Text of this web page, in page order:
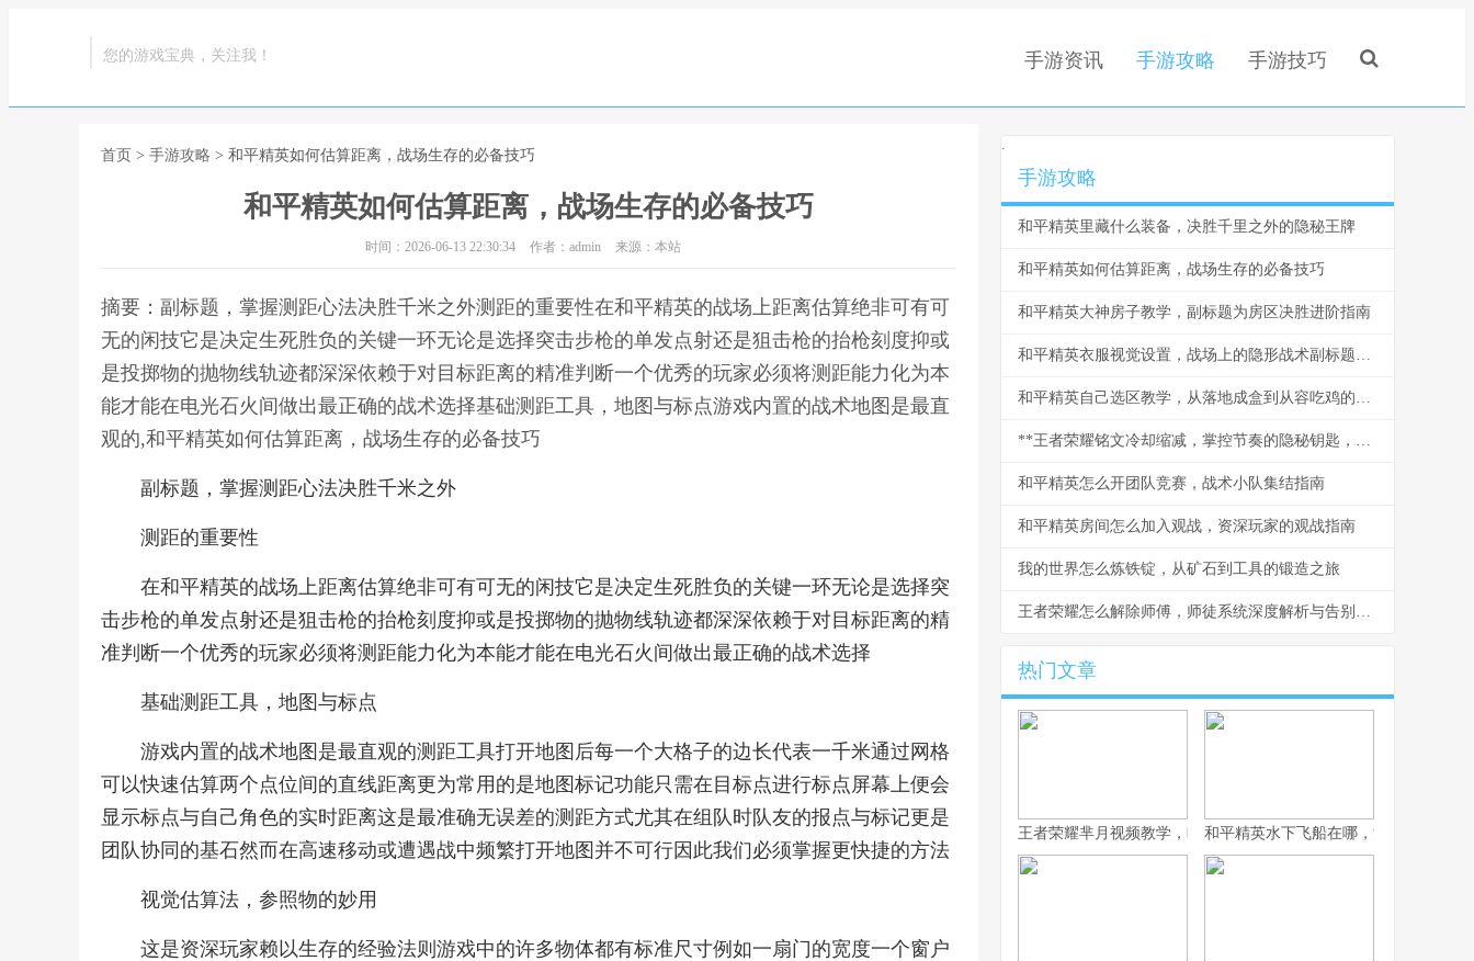
您的游戏宝典，关注我！ 手游资讯 手游攻略 手游技巧
首页 > 手游攻略 > 和平精英如何估算距离，战场生存的必备技巧
和平精英如何估算距离，战场生存的必备技巧
时间：2026-06-13 22:30:34 作者：admin 来源：本站
摘要：副标题，掌握测距心法决胜千米之外测距的重要性在和平精英的战场上距离估算绝非可有可
无的闲技它是决定生死胜负的关键一环无论是选择突击步枪的单发点射还是狙击枪的抬枪刻度抑或
是投掷物的抛物线轨迹都深深依赖于对目标距离的精准判断一个优秀的玩家必须将测距能力化为本
能才能在电光石火间做出最正确的战术选择基础测距工具，地图与标点游戏内置的战术地图是最直
观的,和平精英如何估算距离，战场生存的必备技巧
副标题，掌握测距心法决胜千米之外
测距的重要性
在和平精英的战场上距离估算绝非可有可无的闲技它是决定生死胜负的关键一环无论是选择突
击步枪的单发点射还是狙击枪的抬枪刻度抑或是投掷物的抛物线轨迹都深深依赖于对目标距离的精
准判断一个优秀的玩家必须将测距能力化为本能才能在电光石火间做出最正确的战术选择
基础测距工具，地图与标点
游戏内置的战术地图是最直观的测距工具打开地图后每一个大格子的边长代表一千米通过网格
可以快速估算两个点位间的直线距离更为常用的是地图标记功能只需在目标点进行标点屏幕上便会
显示标点与自己角色的实时距离这是最准确无误差的测距方式尤其在组队时队友的报点与标记更是
团队协同的基石然而在高速移动或遭遇战中频繁打开地图并不可行因此我们必须掌握更快捷的方法
视觉估算法，参照物的妙用
这是资深玩家赖以生存的经验法则游戏中的许多物体都有标准尺寸例如一扇门的宽度一个窗户
.
手游攻略
和平精英里藏什么装备，决胜千里之外的隐秘王牌
和平精英如何估算距离，战场生存的必备技巧
和平精英大神房子教学，副标题为房区决胜进阶指南
和平精英衣服视觉设置，战场上的隐形战术副标题，色彩与轮廓的博弈艺术
和平精英自己选区教学，从落地成盒到从容吃鸡的必经之路
**王者荣耀铭文冷却缩减，掌控节奏的隐秘钥匙，副标题，时间法则下的终极博弈**
和平精英怎么开团队竞赛，战术小队集结指南
和平精英房间怎么加入观战，资深玩家的观战指南
我的世界怎么炼铁锭，从矿石到工具的锻造之旅
王者荣耀怎么解除师傅，师徒系统深度解析与告别指南
热门文章
王者荣耀芈月视频教学，暗影君主的永恒艺术，副标题，掌握不死
和平精英水下飞船在哪，深海遗迹的秘